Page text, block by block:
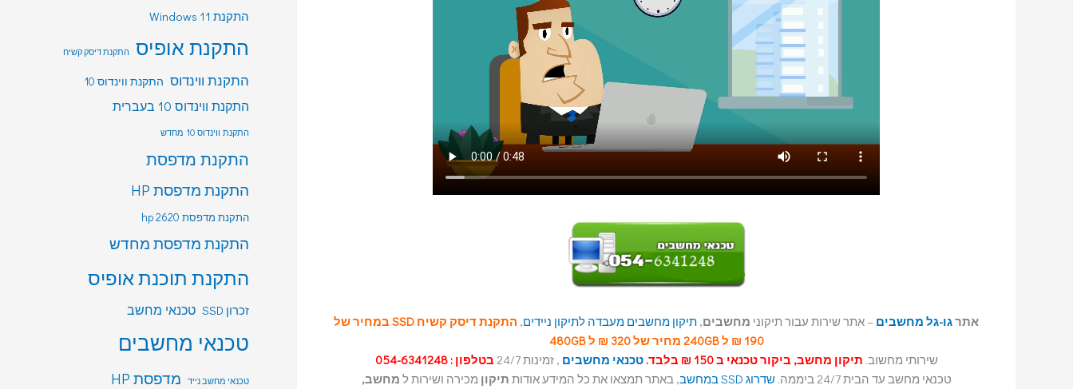
אתרגו-גל מחשבים – אתר שירות עבור תיקוני מחשבים, תיקון מחשבים מעבדה לתיקון ניידים,
התקנת דיסק קשיח SSD במחיר של
190 ₪ ל 240GB מחיר של 320 ₪ ל 480GB
שירותי מחשוב. תיקון מחשב, ביקור טכנאי ב 150 ₪ בלבד. טכנאי מחשבים , זמינות 24/7
בטלפון : 054-6341248
טכנאי מחשב עד הבית 24/7 ביממה.
שדרוג SSD במחשב , באתר תמצאו את כל המידע אודות תיקון מכירה ושירות ל מחשב,
התקנת Windows 11
התקנת אופיס התקנת דיסק קשיח
התקנת ווינדוס התקנת ווינדוס 10
התקנת ווינדוס 10 בעברית
התקנת ווינדוס 10 מחדש
התקנת מדפסת
התקנת מדפסת HP
התקנת מדפסת hp 2620
התקנת מדפסת מחדש
התקנת תוכנת אופיס
זכרון SSD טכנאי מחשב
טכנאי מחשבים
טכנאי מחשב נייד מדפסת HP